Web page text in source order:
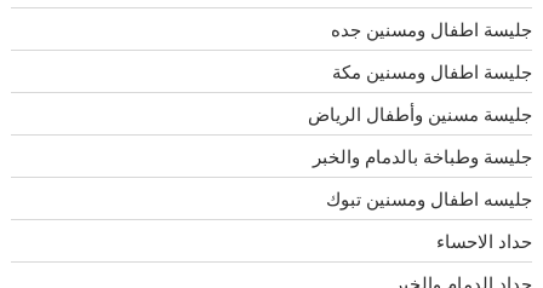
جليسة اطفال ومسنين جده
جليسة اطفال ومسنين مكة
جليسة مسنين وأطفال الرياض
جليسة وطباخة بالدمام والخبر
جليسه اطفال ومسنين تبوك
حداد الاحساء
حداد الدمام والخبر